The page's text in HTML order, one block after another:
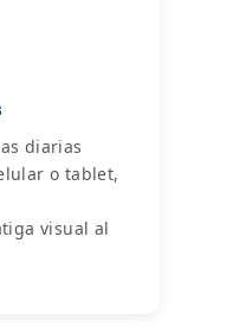
diarias
o tablet,
visual al